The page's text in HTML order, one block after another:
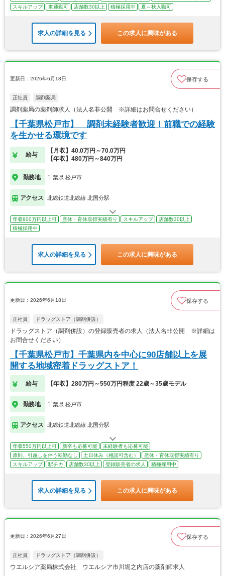
スキルアップ
車通勤可 店舗数30以上 積極採用中 夏～秋入職可
求人の詳細を見る この求人に興味がある
更新日：2026年6月18日 保存する
正社員 調剤薬局
調剤薬局の薬剤師求人（法人名非公開 ※詳細はお問合せください）
【千葉県松戸市】 調剤未経験者歓迎！前職での経験
を生かせる環境です
給与
【月収】40.0万円～70.0万円
【年収】480万円～840万円
勤務地 千葉県 松戸市
アクセス 北総鉄道北総線 北国分駅
年収800万円以上可 産休・育休取得実績有り スキルアップ
店舗数30以上
積極採用中
求人の詳細を見る この求人に興味がある
更新日：2026年6月18日 保存する
正社員 ドラッグストア（調剤併設）
ドラッグストア（調剤併設）の登録販売者の求人（法人名非公開 ※詳細は
お問合せください）
【千葉県松戸市】千葉県内を中心に90店舗以上を展
開する地域密着ドラッグストア！
給与 【年収】280万円～550万円程度 22歳～35歳モデル
勤務地 千葉県 松戸市
アクセス 北総鉄道北総線 北国分駅
年収550万円以上可 新卒も応募可能
未経験者も応募可能
原則、引越しを伴う転勤なし
土日休み（相談可含む）
産休・育休取得実績有り
スキルアップ
駅チカ 店舗数30以上 登録販売者の求人 積極採用中
求人の詳細を見る この求人に興味がある
更新日：2026年6月27日 保存する
正社員 ドラッグストア（調剤併設）
ウエルシア薬局株式会社 ウエルシア市川堀之内店の薬剤師求人